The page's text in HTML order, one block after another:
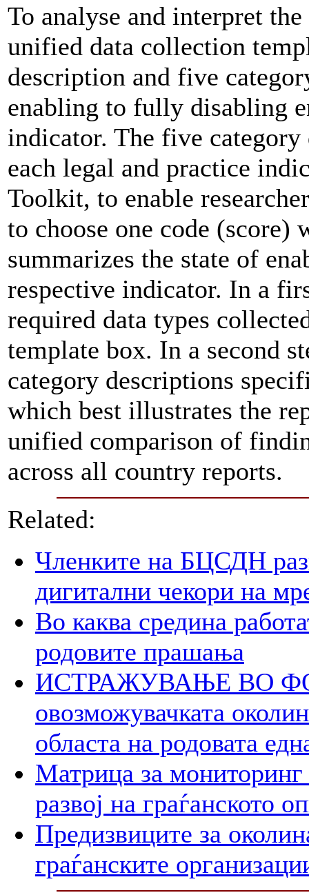
To analyse and interpret
unified data collection
description and five
enabling to fully disabling
indicator. The five
each legal and practice
Toolkit, to enable
to choose one code (score)
summarizes the state of
respective indicator. In a
required data types
template box. In a second
category descriptions
which best illustrates the
unified comparison of
across all country reports.
Related:
Членките на БЦСДН
дигитални чекори на
Во каква средина
родовите прашања
ИСТРАЖУВАЊЕ ВО
овозможувачката
областа на родовата
Матрица за мониторинг
развој на граѓанското
Предизвиците за
граѓанските